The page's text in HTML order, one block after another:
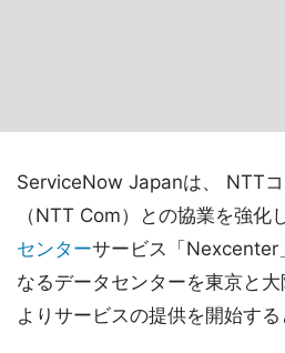
ServiceNow Japanは、 NTT
（NTT Com）との協業を強化
センターサービス「Nexcenter
なるデータセンターを東京と
よりサービスの提供を開始する